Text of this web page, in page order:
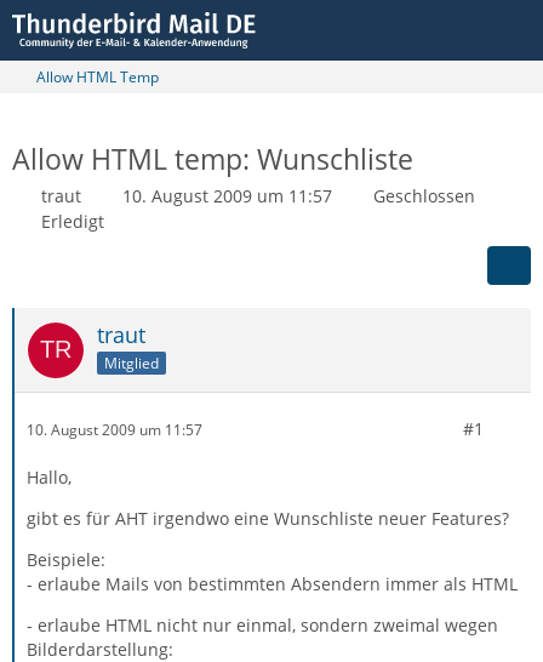
Allow HTML Temp
Allow HTML temp: Wunschliste
traut 10. August 2009 um 11:57
Geschlossen
Erledigt
traut
Mitglied
10. August 2009 um 11:57 #1
Hallo,
gibt es für AHT irgendwo eine Wunschliste neuer Features?
Beispiele:
- erlaube Mails von bestimmten Absendern immer als HTML
- erlaube HTML nicht nur einmal, sondern zweimal wegen
Bilderdarstellung: